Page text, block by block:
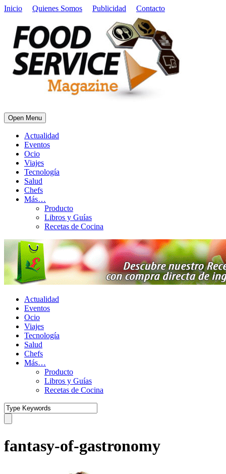
Inicio Quienes Somos Publicidad Contacto
Open Menu
Actualidad
Eventos
Ocio
Viajes
Tecnología
Salud
Chefs
Más…
Producto
Libros y Guías
Recetas de Cocina
Actualidad
Eventos
Ocio
Viajes
Tecnología
Salud
Chefs
Más…
Producto
Libros y Guías
Recetas de Cocina
fantasy-of-gastronomy